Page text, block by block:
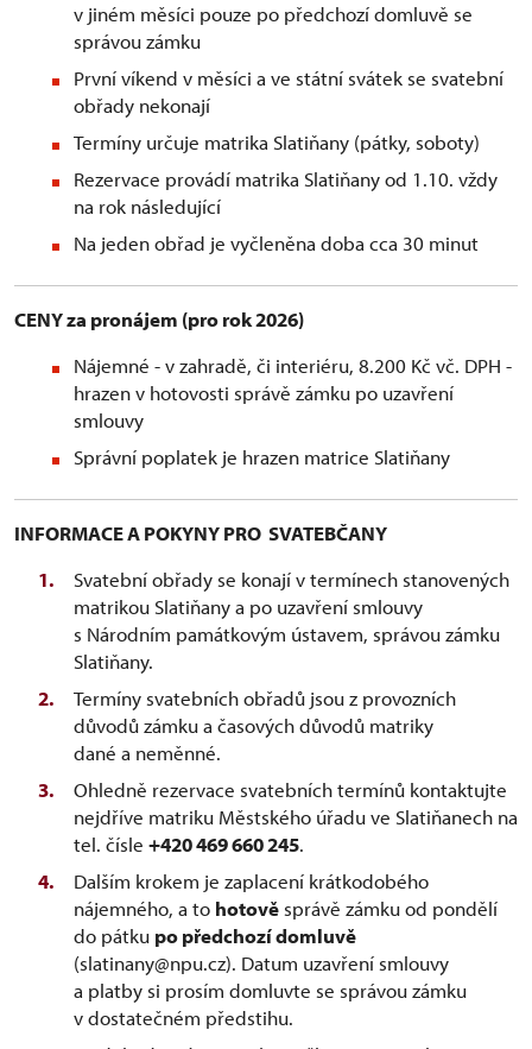
v jiném měsíci pouze po předchozí domluvě se
správou zámku
První víkend v měsíci a ve státní svátek se svatební
obřady nekonají
Termíny určuje matrika Slatiňany (pátky, soboty)
Rezervace provádí matrika Slatiňany od 1.10. vždy
na rok následující
Na jeden obřad je vyčleněna doba cca 30 minut
CENY za pronájem (pro rok 2026)
Nájemné - v zahradě, či interiéru, 8.200 Kč vč. DPH -
hrazen v hotovosti správě zámku po uzavření
smlouvy
Správní poplatek je hrazen matrice Slatiňany
INFORMACE A POKYNY PRO SVATEBČANY
Svatební obřady se konají v termínech stanovených
matrikou Slatiňany a po uzavření smlouvy
s Národním památkovým ústavem, správou zámku
Slatiňany.
Termíny svatebních obřadů jsou z provozních
důvodů zámku a časových důvodů matriky
dané a neměnné.
Ohledně rezervace svatebních termínů kontaktujte
nejdříve matriku Městského úřadu ve Slatiňanech na
tel. čísle +420 469 660 245.
Dalším krokem je zaplacení krátkodobého
nájemného, a to hotově správě zámku od pondělí
do pátku po předchozí domluvě
(slatinany@npu.cz). Datum uzavření smlouvy
a platby si prosím domluvte se správou zámku
v dostatečném předstihu.